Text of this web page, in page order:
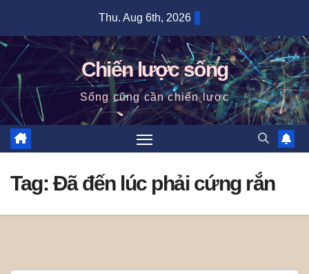
content
Thu. Aug 6th, 2026
Chiến lược sống
Sống cũng cần chiến lược
Tag: Đã đến lúc phải cứng rắn